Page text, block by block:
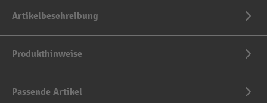
Artikelbeschreibung
Produkthinweise
Passende Artikel